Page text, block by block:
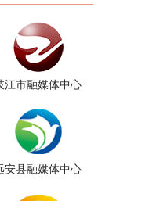
江市融媒体中心
安县融媒体中心